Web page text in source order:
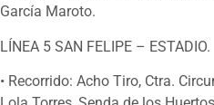
García Maroto.
LÍNEA 5 SAN FELIPE – ESTADIO.
• Recorrido: Acho Tiro, Ctra.